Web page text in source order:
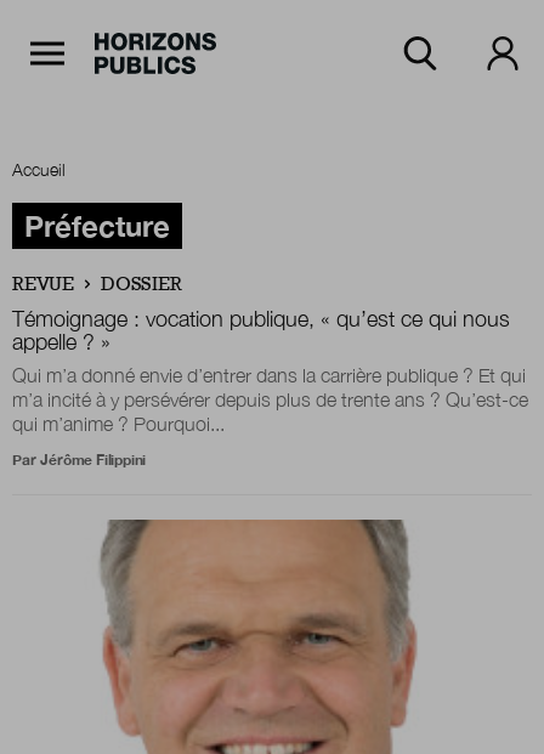
Accueil
Rubriques
Thèmes
Numéros
Boutique
Qui sommes-nous ?
Accueil
Préfecture
REVUE DOSSIER
Témoignage : vocation publique, « qu’est ce qui nous
appelle ? »
Qui m’a donné envie d’entrer dans la carrière publique ? Et qui
m’a incité à y persévérer depuis plus de trente ans ? Qu’est-ce
qui m’anime ? Pourquoi...
Par Jérôme Filippini